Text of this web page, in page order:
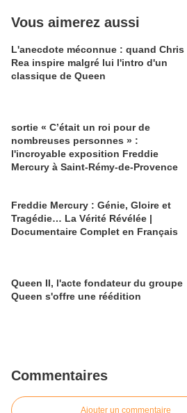
Vous aimerez aussi
L'anecdote méconnue : quand Chris
Rea inspire malgré lui l'intro d'un
classique de Queen
sortie « C’était un roi pour de
nombreuses personnes » :
l'incroyable exposition Freddie
Mercury à Saint-Rémy-de-Provence
Freddie Mercury : Génie, Gloire et
Tragédie… La Vérité Révélée |
Documentaire Complet en Français
Queen II, l'acte fondateur du groupe
Queen s'offre une réédition
Commentaires
Ajouter un commentaire